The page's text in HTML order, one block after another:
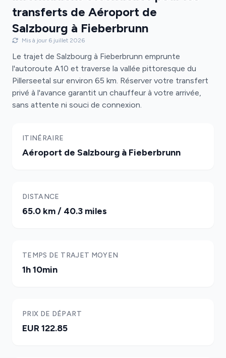
transferts de Aéroport de
Salzbourg à Fieberbrunn
Mis à jour 6 juillet 2026
Le trajet de Salzbourg à Fieberbrunn emprunte
l'autoroute A10 et traverse la vallée pittoresque du
Pillerseetal sur environ 65 km. Réserver votre transfert
privé à l'avance garantit un chauffeur à votre arrivée,
sans attente ni souci de connexion.
ITINÉRAIRE
Aéroport de Salzbourg à Fieberbrunn
DISTANCE
65.0 km / 40.3 miles
TEMPS DE TRAJET MOYEN
1h 10min
PRIX DE DÉPART
EUR 122.85